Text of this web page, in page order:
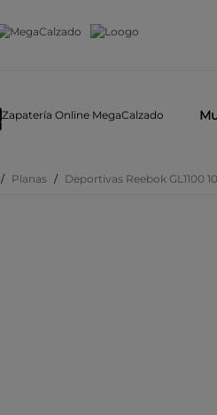
Zapatería Online MegaCalzado
/ Planas / Deportivas Reebok GL1100